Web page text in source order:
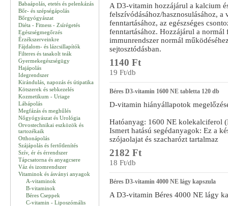
Babaápolás, etetés és pelenkázás
Bőr- és szépségápolás
Bőrgyógyászat
Diéta - Fitness - Zsírégetés
Egészségmegőrzés
Érzékszerveinkre
Fájdalom- és lázcsillapítók
Filteres és tasakolt teák
Gyermekegészségügy
Hajápolás
Idegrendszer
Kirándulás, napozás és útipatika
Kötszerek és sebkezelés
Kozmetikum - Uriage
Lábápolás
Megfázás és meghűlés
Nőgyógyászat és Urológia
Orvostechnikai eszközök és
tartozékaik
Otthonápolás
Szájápolás és fertőtlenítés
Szív, ér és érrendszer
Tápcsatorna és anyagcsere
Váz és izomrendszer
Vitaminok és ásványi anyagok
A-vitaminok
B-vitaminok
Béres Cseppek
C-vitamin - Liposzómális
A D3-vitamin hozzájárul a kalcium
felszívódásához/hasznosulásához,
fenntartásához, az egészséges
fenntartásához. Hozzájárul a normál
immunrendszer normál
sejtosztódásban.
1140 Ft
19 Ft/db
Béres D3-vitamin 1600 NE tabletta 120 db
D-vitamin hiányállapotok
Hatóanyag: 1600 NE kolekalciferol
Ismert hatású segédanyagok: Ez a
szójaolajat és szacharózt tartalmaz
2182 Ft
18 Ft/db
Béres D3-vitamin 4000 NE lágy kapszula
A D3-vitamin Béres 4000 NE lágy